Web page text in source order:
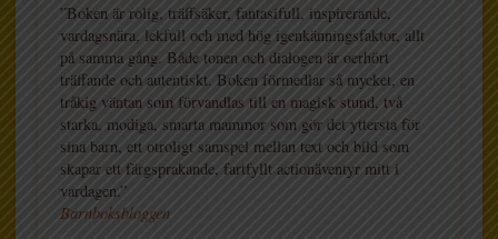
”Boken är rolig, träffsäker, fantasifull, inspirerande,
vardagsnära, lekfull och med hög igenkänningsfaktor, allt
på samma gång. Både tonen och dialogen är oerhört
träffande och autentiskt. Boken förmedlar så mycket, en
tråkig väntan som förvandlas till en magisk stund, två
starka, modiga, smarta mammor som gör det yttersta för
sina barn, ett otroligt samspel mellan text och bild som
skapar ett färgsprakande, fartfyllt actionäventyr mitt i
vardagen.”
Barnboksbloggen